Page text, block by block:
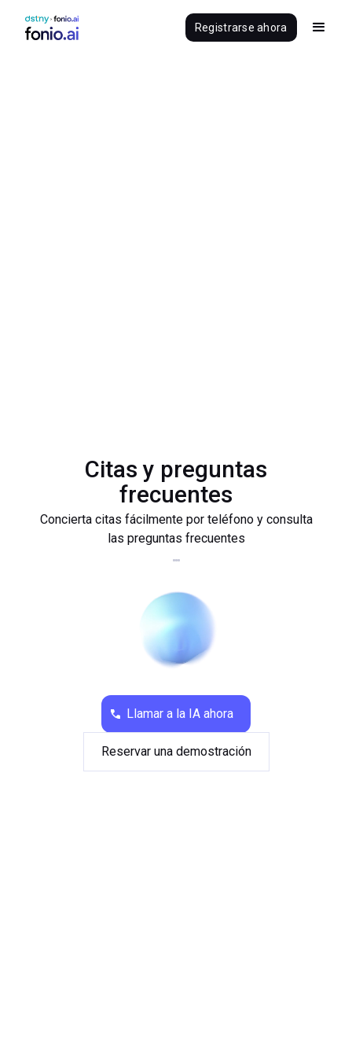
Citas y preguntas
frecuentes
Concierta citas fácilmente por teléfono y consulta
las preguntas frecuentes
Llamar a la IA ahora
Reservar una demostración
Registrarse ahora